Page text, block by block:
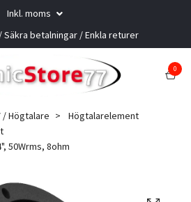
Inkl. moms
Säkra betalningar / Enkla returer
0
/ Högtalare
Högtalarelement
50Wrms, 8ohm